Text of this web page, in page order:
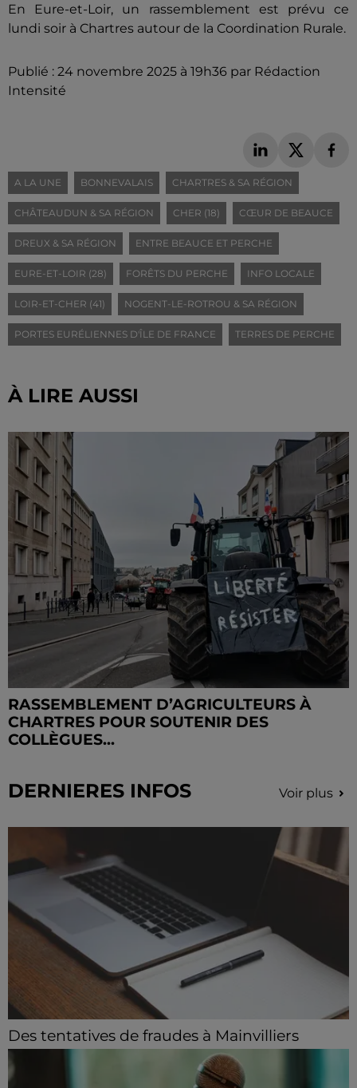
En Eure-et-Loir, un rassemblement est prévu ce
lundi soir à Chartres autour de la Coordination Rurale.
Publié : 24 novembre 2025 à 19h36 par Rédaction
Intensité
A LA UNE BONNEVALAIS CHARTRES & SA RÉGION
CHÂTEAUDUN & SA RÉGION CHER (18) CŒUR DE BEAUCE
DREUX & SA RÉGION ENTRE BEAUCE ET PERCHE
EURE-ET-LOIR (28) FORÊTS DU PERCHE INFO LOCALE
LOIR-ET-CHER (41) NOGENT-LE-ROTROU & SA RÉGION
PORTES EURÉLIENNES D'ÎLE DE FRANCE TERRES DE PERCHE
À LIRE AUSSI
RASSEMBLEMENT D’AGRICULTEURS À
CHARTRES POUR SOUTENIR DES
COLLÈGUES...
DERNIERES INFOS Voir plus
Des tentatives de fraudes à Mainvilliers
Des personnes malveillantes tentent de voler vos
informations personnelles.